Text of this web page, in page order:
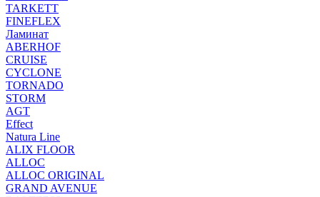
TARKETT
FINEFLEX
Ламинат
ABERHOF
CRUISE
CYCLONE
TORNADO
STORM
AGT
Effect
Natura Line
ALIX FLOOR
ALLOC
ALLOC ORIGINAL
GRAND AVENUE